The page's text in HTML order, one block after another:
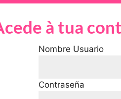
à tua
Nombre Usuario
Contraseña